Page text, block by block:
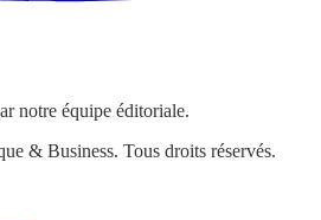
notre équipe éditoriale.
& Business. Tous droits réservés.